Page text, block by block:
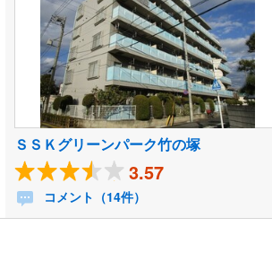
ＳＳＫグリーンパーク竹の塚
3.57
コメント（14件）